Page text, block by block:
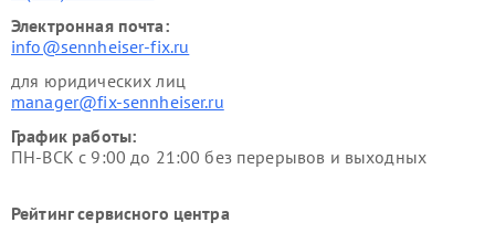
Электронная почта:
info@sennheiser-fix.ru
для юридических лиц
manager@fix-sennheiser.ru
График работы:
ПН-ВСК с 9:00 до 21:00 без перерывов и выходных
Рейтинг сервисного центра